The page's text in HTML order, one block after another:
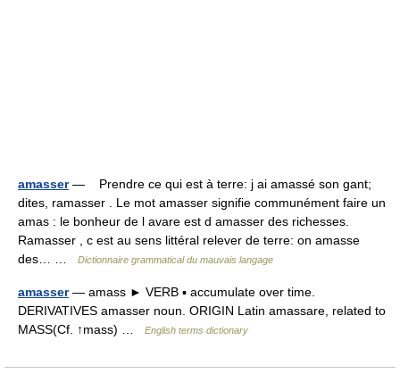
amasser— Prendre ce qui est à terre: j ai amassé son gant;
dites, ramasser . Le mot amasser signifie communément faire un
amas : le bonheur de l avare est d amasser des richesses.
Ramasser , c est au sens littéral relever de terre: on amasse
des… …
Dictionnaire grammatical du mauvais langage
amasser— amass ► VERB ▪ accumulate over time.
DERIVATIVES amasser noun. ORIGIN Latin amassare, related to
MASS(Cf. ↑mass) …
English terms dictionary